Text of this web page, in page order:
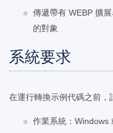
傳遞帶有 WEBP 擴
的對象
系統要求
在運行轉換示例代碼之前，
作業系統：Windows